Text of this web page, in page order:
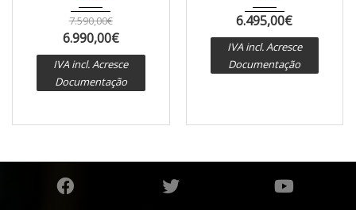
7.590,00€
6.990,00€
IVA incl. Acresce
Documentação
6.495,00€
IVA incl. Acresce
Documentação